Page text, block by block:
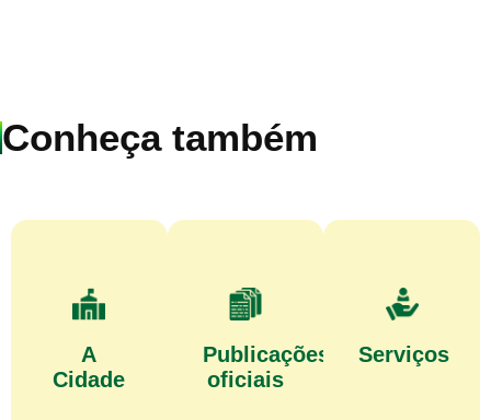
Conheça também
A
Cidade
Publicações
oficiais
Serviços